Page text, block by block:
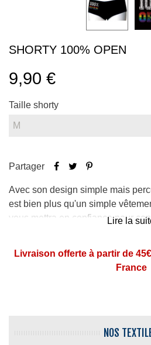
SHORTY 100% OPEN
9,90 €
Taille shorty
Partager
Avec son design simple mais
est bien plus qu'un simple
vous mettra en confiance pour
Lire la
Livraison offerte à partir de
France
NOS